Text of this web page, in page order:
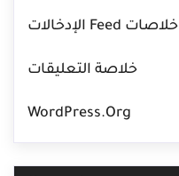
خلاصات Feed الإدخالات
خلاصة التعليقات
WordPress.org